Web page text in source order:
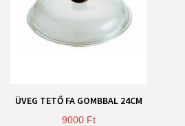
ÜVEG TETŐ FA GOMBBAL 24CM
9000 Ft